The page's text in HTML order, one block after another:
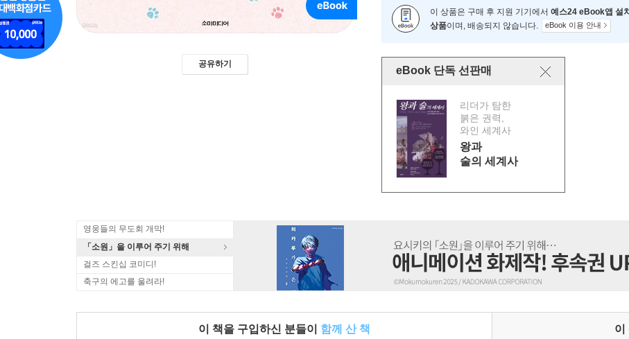
공유하기
이 상품은 구매 후 지원 기기에서 예스24 eBook앱 설
상품이며, 배송되지 않습니다. eBook 이용 안내
eBook 단독 선판매
리더가 탐한
붉은 권력,
와인 세계사
왕과
술의 세계사
영웅들의 무도회 개막!
「소원」을 이루어 주기 위해
걸즈 스킨십 코미디!
축구의 에고를 울려라!
이 책을 구입하신 분들이 함께 산 책 이